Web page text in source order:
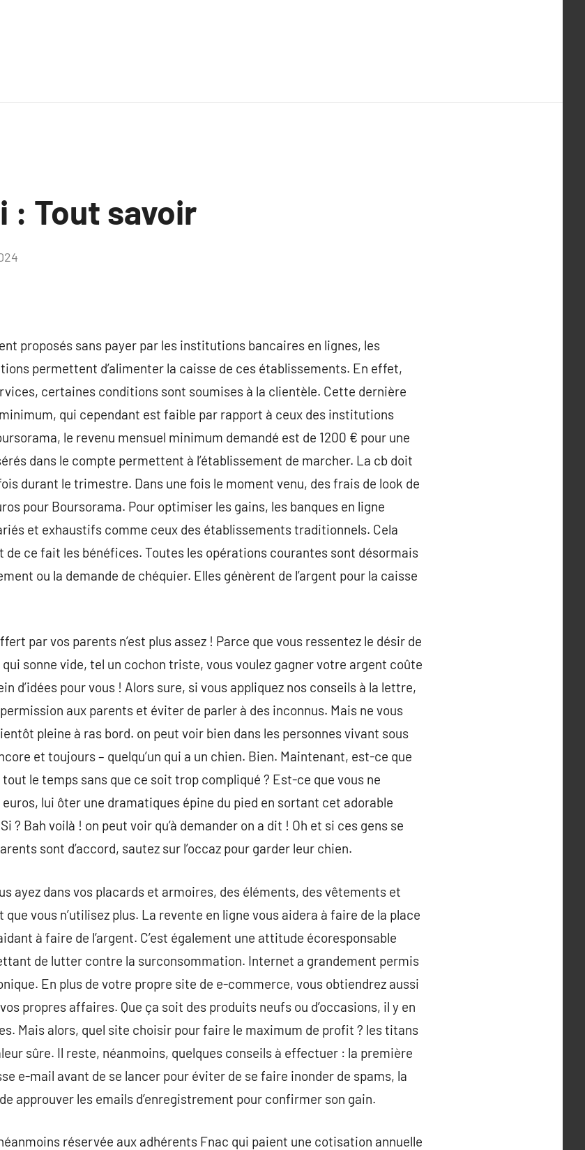
: Tout savoir
proposés sans payer par les institutions bancaires en lignes, les
permettent d’alimenter la caisse de ces établissements. En effet,
certaines conditions sont soumises à la clientèle. Cette dernière
qui cependant est faible par rapport à ceux des institutions
le revenu mensuel minimum demandé est de 1200 € pour une
dans le compte permettent à l’établissement de marcher. La cb doit
durant le trimestre. Dans une fois le moment venu, des frais de look de
pour Boursorama. Pour optimiser les gains, les banques en ligne
et exhaustifs comme ceux des établissements traditionnels. Cela
de ce fait les bénéfices. Toutes les opérations courantes sont désormais
ou la demande de chéquier. Elles génèrent de l’argent pour la caisse
par vos parents n’est plus assez ! Parce que vous ressentez le désir de
sonne vide, tel un cochon triste, vous voulez gagner votre argent coûte
d’idées pour vous ! Alors sure, si vous appliquez nos conseils à la lettre,
aux parents et éviter de parler à des inconnus. Mais ne vous
pleine à ras bord. on peut voir bien dans les personnes vivant sous
et toujours – quelqu’un qui a un chien. Bien. Maintenant, est-ce que
le temps sans que ce soit trop compliqué ? Est-ce que vous ne
lui ôter une dramatiques épine du pied en sortant cet adorable
? Bah voilà ! on peut voir qu’à demander on a dit ! Oh et si ces gens se
sont d’accord, sautez sur l’occaz pour garder leur chien.
ayez dans vos placards et armoires, des éléments, des vêtements et
vous n’utilisez plus. La revente en ligne vous aidera à faire de la place
à faire de l’argent. C’est également une attitude écoresponsable
de lutter contre la surconsommation. Internet a grandement permis
En plus de votre propre site de e-commerce, vous obtiendrez aussi
propres affaires. Que ça soit des produits neufs ou d’occasions, il y en
Mais alors, quel site choisir pour faire le maximum de profit ? les titans
sûre. Il reste, néanmoins, quelques conseils à effectuer : la première
e-mail avant de se lancer pour éviter de se faire inonder de spams, la
approuver les emails d’enregistrement pour confirmer son gain.
réservée aux adhérents Fnac qui paient une cotisation annuelle